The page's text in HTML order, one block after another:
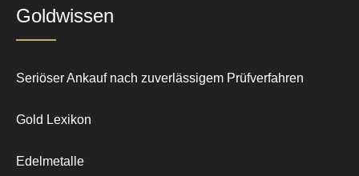
Goldwissen
Seriöser Ankauf nach zuverlässigem Prüfverfahren
Gold Lexikon
Edelmetalle